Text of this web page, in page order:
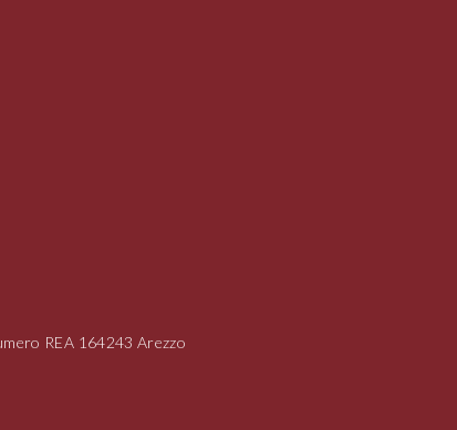
REA 164243 Arezzo